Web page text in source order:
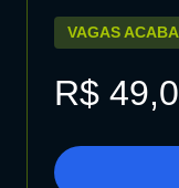
VAGAS
R$